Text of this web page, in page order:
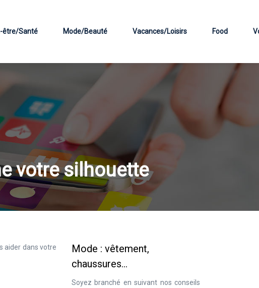
être/Santé Mode/Beauté Vacances/Loisirs Food
votre silhouette
aider dans votre
Mode : vêtement,
chaussures…
Soyez branché en suivant nos conseils